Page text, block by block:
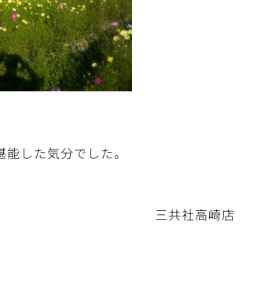
した気分でした。
三共社高崎店